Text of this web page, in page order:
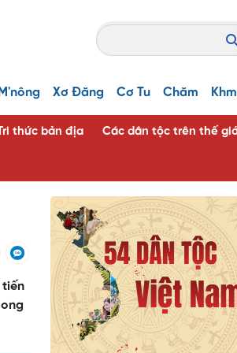
Xơ Đăng Cơ Tu Chăm
thức bản địa Các dân tộc trên thế
tiến